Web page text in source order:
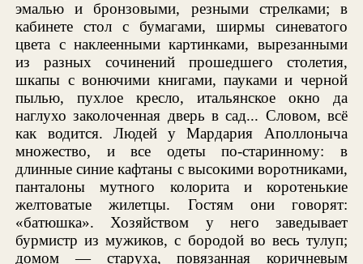
эмалью и бронзовыми, резными стрелками; в
кабинете стол с бумагами, ширмы синеватого
цвета с наклеенными картинками, вырезанными
из разных сочинений прошедшего столетия,
шкапы с вонючими книгами, пауками и черной
пылью, пухлое кресло, итальянское окно да
наглухо заколоченная дверь в сад... Словом, всё
как водится. Людей у Мардария Аполлоныча
множество, и все одеты по-старинному: в
длинные синие кафтаны с высокими воротниками,
панталоны мутного колорита и коротенькие
желтоватые жилетцы. Гостям они говорят:
«батюшка». Хозяйством у него заведывает
бурмистр из мужиков, с бородой во весь тулуп;
домом — старуха, повязанная коричневым